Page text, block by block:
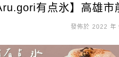
有点氷】高雄
發佈於 2022